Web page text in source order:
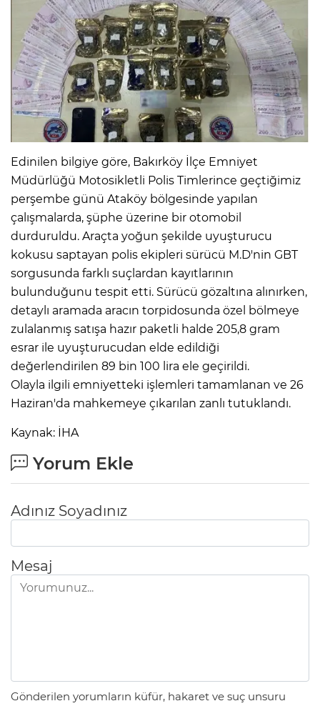
Edinilen bilgiye göre, Bakırköy İlçe Emniyet
Müdürlüğü Motosikletli Polis Timlerince geçtiğimiz
perşembe günü Ataköy bölgesinde yapılan
çalışmalarda, şüphe üzerine bir otomobil
durduruldu. Araçta yoğun şekilde uyuşturucu
kokusu saptayan polis ekipleri sürücü M.D'nin GBT
sorgusunda farklı suçlardan kayıtlarının
bulunduğunu tespit etti. Sürücü gözaltına alınırken,
detaylı aramada aracın torpidosunda özel bölmeye
zulalanmış satışa hazır paketli halde 205,8 gram
esrar ile uyuşturucudan elde edildiği
değerlendirilen 89 bin 100 lira ele geçirildi.
Olayla ilgili emniyetteki işlemleri tamamlanan ve 26
Haziran'da mahkemeye çıkarılan zanlı tutuklandı.
Kaynak: İHA
Yorum Ekle
Adınız Soyadınız
Mesaj
Gönderilen yorumların küfür, hakaret ve suç unsuru